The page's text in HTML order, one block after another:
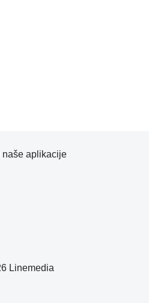
Linemedia
naše aplikacije